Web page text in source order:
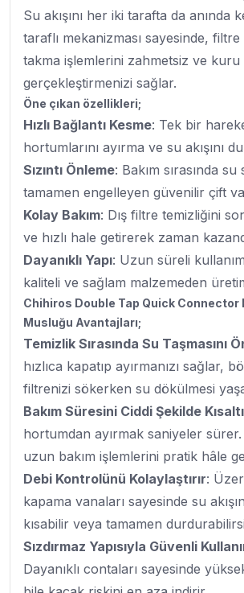
Su akışını her iki tarafta da anında
taraflı mekanizması sayesinde,
takma işlemlerini zahmetsiz ve kuru
gerçekleştirmenizi sağlar.
Öne çıkan özellikleri;
Hızlı Bağlantı Kesme: Tek bir
hortumlarını ayırma ve su akışını
Sızıntı Önleme: Bakım sırasında su
tamamen engelleyen güvenilir çift
Kolay Bakım: Dış filtre temizliğini
ve hızlı hale getirerek zaman
Dayanıklı Yapı: Uzun süreli
kaliteli ve sağlam malzemeden
Chihiros Double Tap Quick Connector
Musluğu Avantajları;
Temizlik Sırasında Su Taşmasını
hızlıca kapatıp ayırmanızı sağlar,
filtrenizi sökerken su dökülmesi
Bakım Süresini Ciddi Şekilde
hortumdan ayırmak saniyeler
uzun bakım işlemlerini pratik hâle
Debi Kontrolünü Kolaylaştırır:
kapama vanaları sayesinde su
kısabilir veya tamamen
Sızdırmaz Yapısıyla Güvenli
Dayanıklı contaları sayesinde